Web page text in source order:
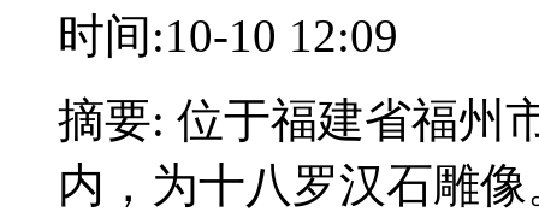
时间:10-10 12:09
摘要: 位于福建省福州
内，为十八罗汉石雕